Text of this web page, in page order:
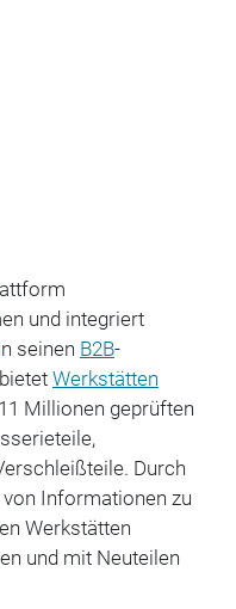
und integriert
seinen B2B-
Werkstätten
Millionen geprüften
Durch
Informationen zu
Werkstätten
und mit Neuteilen